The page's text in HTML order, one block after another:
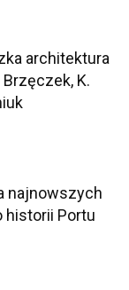
architektura
K.
najnowszych
historii Portu